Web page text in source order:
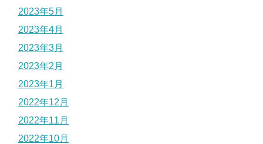
2023年5月
2023年4月
2023年3月
2023年2月
2023年1月
2022年12月
2022年11月
2022年10月